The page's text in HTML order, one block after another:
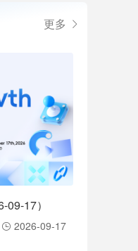
更多
17）
2026-09-17